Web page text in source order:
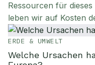
Ressourcen für
leben wir auf Kosten
ERDE & UMWELT
Welche Ursachen